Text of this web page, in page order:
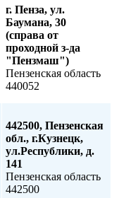
г. Пенза, ул.
Баумана, 30
(справа от
проходной з-да
"Пензмаш")
Пензенская область
440052
442500, Пензенская
обл., г.Кузнецк,
ул.Республики, д.
141
Пензенская область
442500